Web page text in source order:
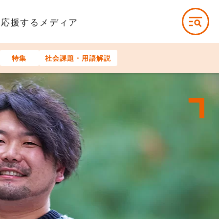
援するメディア
特集 社会課題・用語解説